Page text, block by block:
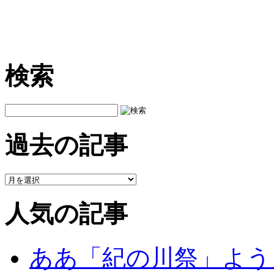
検索
過去の記事
人気の記事
ああ「紀の川祭」よ